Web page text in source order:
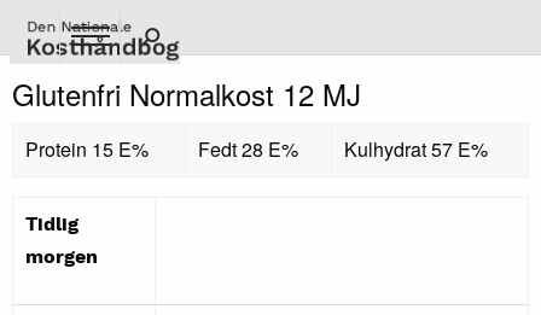
hovedindhold
Glutenfri Normalkost 12 MJ
Protein 15 E% Fedt 28 E% Kulhydrat 57 E%
Tidlig
morgen